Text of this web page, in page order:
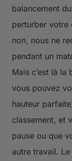
balancement
perturber votre
non, nous ne
pendant un
Mais c’est là la
vous pouvez
hauteur
classement, et
pause ou que
autre travail.